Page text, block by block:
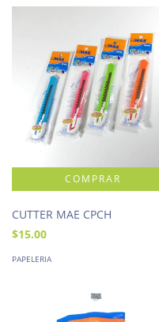
CUTTER MAE CPCH
$15.00
PAPELERIA